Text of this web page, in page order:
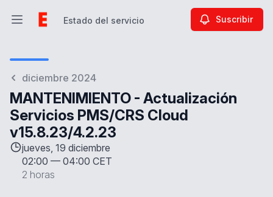
Abrir menú principalEstado del servicio Suscribir
diciembre 2024
MANTENIMIENTO - Actualización
Servicios PMS/CRS Cloud
v15.8.23/4.2.23
jueves, 19 diciembre
02:00 — 04:00 CET
2 horas